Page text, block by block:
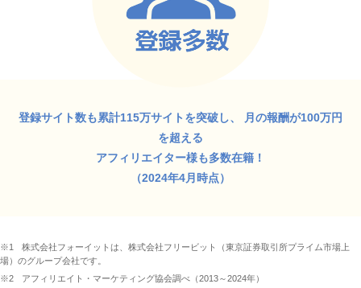
登録サイト数も累計115万サイトを突破し、
月の報酬が100万円
を超える
アフィリエイター様も多数在籍！
（2024年4月時点）
※1
株式会社フォーイットは、株式会社フリービット（東京証券取引所プライム市場上
場）のグループ会社です。
※2
アフィリエイト・マーケティング協会調べ（2013～2024年）